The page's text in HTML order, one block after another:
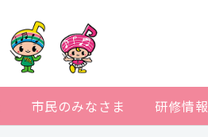
市民のみなさま 研修情報